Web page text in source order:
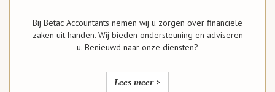
Bij Betac Accountants nemen wij u zorgen over financiële
zaken uit handen. Wij bieden ondersteuning en adviseren
u. Benieuwd naar onze diensten?
Lees meer >